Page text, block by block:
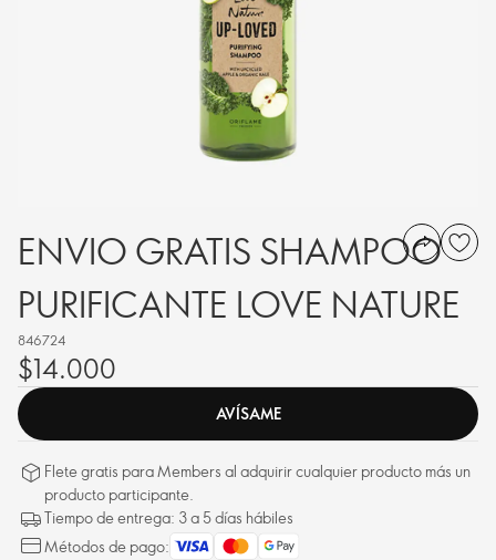
ENVIO GRATIS SHAMPOO
PURIFICANTE LOVE NATURE
846724
$14.000
AVÍSAME
Flete gratis para Members al adquirir cualquier producto más un
producto participante.
Tiempo de entrega: 3 a 5 días hábiles
Métodos de pago: